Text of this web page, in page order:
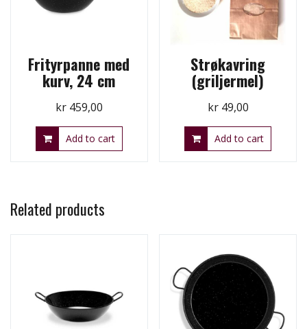
Frityrpanne med
kurv, 24 cm
kr459,00
Add to cart
Strøkavring
(griljermel)
kr49,00
Add to cart
Related products